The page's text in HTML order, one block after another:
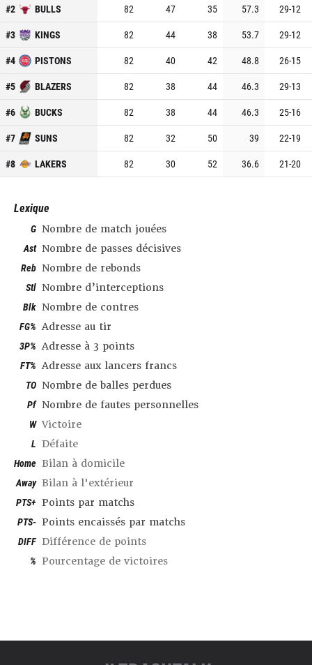
#2 BULLS 82 47 35 57.3 29-12
#3 KINGS 82 44 38 53.7 29-12
#4 PISTONS 82 40 42 48.8 26-15
#5 BLAZERS 82 38 44 46.3 29-13
#6 BUCKS 82 38 44 46.3 25-16
#7 SUNS 82 32 50 39 22-19
#8 LAKERS 82 30 52 36.6 21-20
Lexique
G Nombre de match jouées
Ast Nombre de passes décisives
Reb Nombre de rebonds
Stl Nombre d’interceptions
Blk Nombre de contres
FG% Adresse au tir
3P% Adresse à 3 points
FT% Adresse aux lancers francs
TO Nombre de balles perdues
Pf Nombre de fautes personnelles
W Victoire
L Défaite
Home Bilan à domicile
Away Bilan à l'extérieur
PTS+ Points par matchs
PTS- Points encaissés par matchs
DIFF Différence de points
% Pourcentage de victoires